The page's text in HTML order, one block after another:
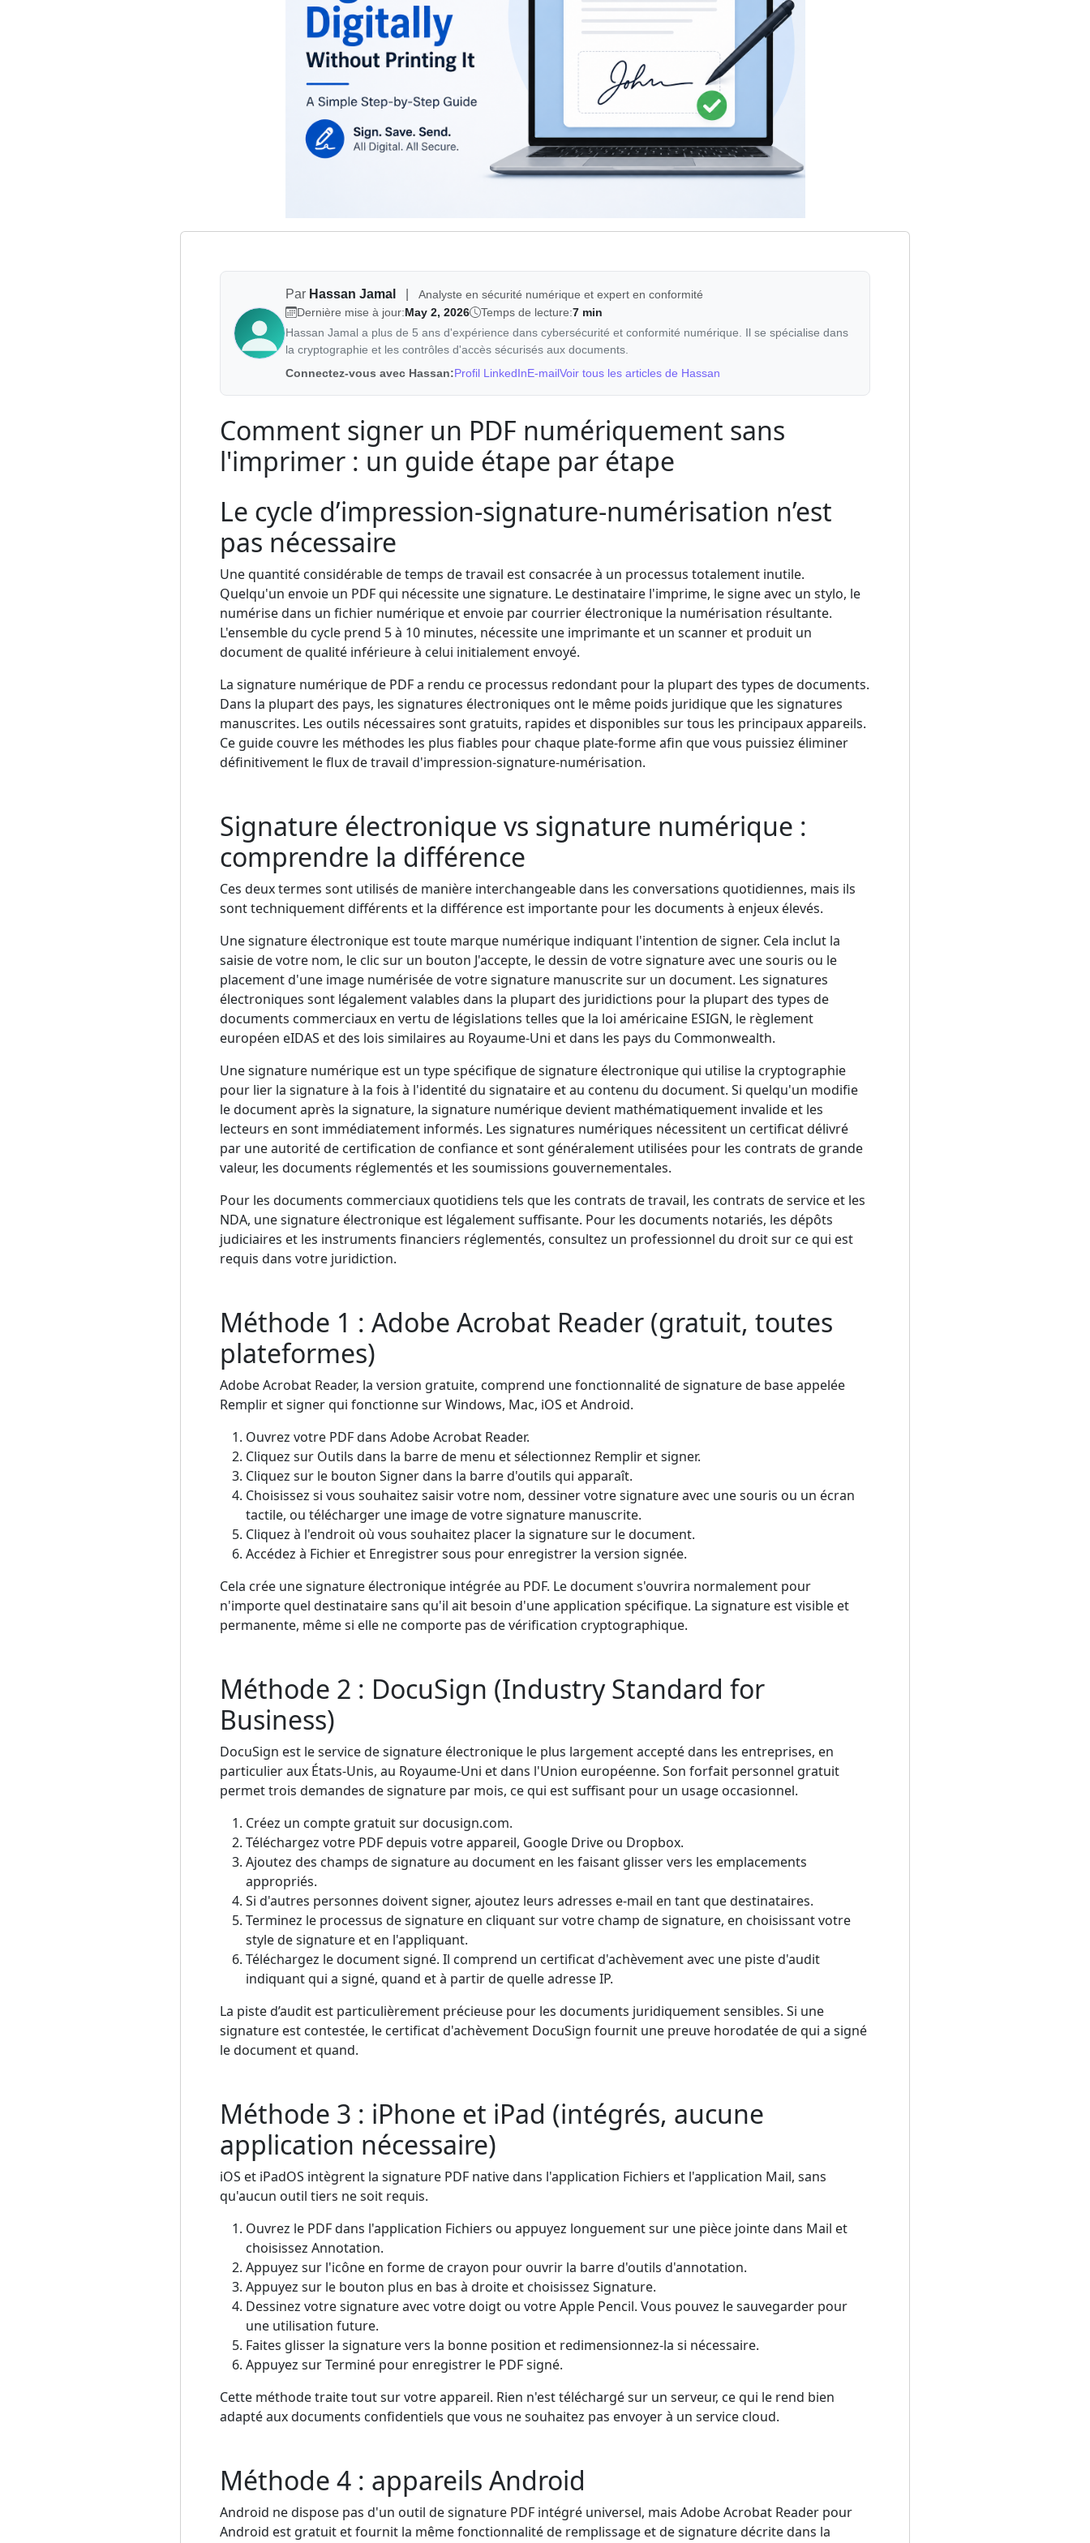
Par Hassan Jamal
Analyste en sécurité numérique et expert en conformité
Dernière mise à jour:May 2, 2026 Temps de lecture:7 min
Hassan Jamal a plus de 5 ans d'expérience dans cybersécurité et conformité numérique. Il se spécialise dans
la cryptographie et les contrôles d'accès sécurisés aux documents.
Connectez-vous avec Hassan:Profil LinkedInE-mailVoir tous les articles de Hassan
Comment signer un PDF numériquement sans
l'imprimer : un guide étape par étape
Le cycle d’impression-signature-numérisation n’est
pas nécessaire
Une quantité considérable de temps de travail est consacrée à un processus totalement inutile.
Quelqu'un envoie un PDF qui nécessite une signature. Le destinataire l'imprime, le signe avec un stylo, le
numérise dans un fichier numérique et envoie par courrier électronique la numérisation résultante.
L'ensemble du cycle prend 5 à 10 minutes, nécessite une imprimante et un scanner et produit un
document de qualité inférieure à celui initialement envoyé.
La signature numérique de PDF a rendu ce processus redondant pour la plupart des types de documents.
Dans la plupart des pays, les signatures électroniques ont le même poids juridique que les signatures
manuscrites. Les outils nécessaires sont gratuits, rapides et disponibles sur tous les principaux appareils.
Ce guide couvre les méthodes les plus fiables pour chaque plate-forme afin que vous puissiez éliminer
définitivement le flux de travail d'impression-signature-numérisation.
Signature électronique vs signature numérique :
comprendre la différence
Ces deux termes sont utilisés de manière interchangeable dans les conversations quotidiennes, mais ils
sont techniquement différents et la différence est importante pour les documents à enjeux élevés.
Une signature électronique est toute marque numérique indiquant l'intention de signer. Cela inclut la
saisie de votre nom, le clic sur un bouton J'accepte, le dessin de votre signature avec une souris ou le
placement d'une image numérisée de votre signature manuscrite sur un document. Les signatures
électroniques sont légalement valables dans la plupart des juridictions pour la plupart des types de
documents commerciaux en vertu de législations telles que la loi américaine ESIGN, le règlement
européen eIDAS et des lois similaires au Royaume-Uni et dans les pays du Commonwealth.
Une signature numérique est un type spécifique de signature électronique qui utilise la cryptographie
pour lier la signature à la fois à l'identité du signataire et au contenu du document. Si quelqu'un modifie
le document après la signature, la signature numérique devient mathématiquement invalide et les
lecteurs en sont immédiatement informés. Les signatures numériques nécessitent un certificat délivré
par une autorité de certification de confiance et sont généralement utilisées pour les contrats de grande
valeur, les documents réglementés et les soumissions gouvernementales.
Pour les documents commerciaux quotidiens tels que les contrats de travail, les contrats de service et les
NDA, une signature électronique est légalement suffisante. Pour les documents notariés, les dépôts
judiciaires et les instruments financiers réglementés, consultez un professionnel du droit sur ce qui est
requis dans votre juridiction.
Méthode 1 : Adobe Acrobat Reader (gratuit, toutes
plateformes)
Adobe Acrobat Reader, la version gratuite, comprend une fonctionnalité de signature de base appelée
Remplir et signer qui fonctionne sur Windows, Mac, iOS et Android.
Ouvrez votre PDF dans Adobe Acrobat Reader.
Cliquez sur Outils dans la barre de menu et sélectionnez Remplir et signer.
Cliquez sur le bouton Signer dans la barre d'outils qui apparaît.
Choisissez si vous souhaitez saisir votre nom, dessiner votre signature avec une souris ou un écran
tactile, ou télécharger une image de votre signature manuscrite.
Cliquez à l'endroit où vous souhaitez placer la signature sur le document.
Accédez à Fichier et Enregistrer sous pour enregistrer la version signée.
Cela crée une signature électronique intégrée au PDF. Le document s'ouvrira normalement pour
n'importe quel destinataire sans qu'il ait besoin d'une application spécifique. La signature est visible et
permanente, même si elle ne comporte pas de vérification cryptographique.
Méthode 2 : DocuSign (Industry Standard for
Business)
DocuSign est le service de signature électronique le plus largement accepté dans les entreprises, en
particulier aux États-Unis, au Royaume-Uni et dans l'Union européenne. Son forfait personnel gratuit
permet trois demandes de signature par mois, ce qui est suffisant pour un usage occasionnel.
Créez un compte gratuit sur docusign.com.
Téléchargez votre PDF depuis votre appareil, Google Drive ou Dropbox.
Ajoutez des champs de signature au document en les faisant glisser vers les emplacements
appropriés.
Si d'autres personnes doivent signer, ajoutez leurs adresses e-mail en tant que destinataires.
Terminez le processus de signature en cliquant sur votre champ de signature, en choisissant votre
style de signature et en l'appliquant.
Téléchargez le document signé. Il comprend un certificat d'achèvement avec une piste d'audit
indiquant qui a signé, quand et à partir de quelle adresse IP.
La piste d’audit est particulièrement précieuse pour les documents juridiquement sensibles. Si une
signature est contestée, le certificat d'achèvement DocuSign fournit une preuve horodatée de qui a signé
le document et quand.
Méthode 3 : iPhone et iPad (intégrés, aucune
application nécessaire)
iOS et iPadOS intègrent la signature PDF native dans l'application Fichiers et l'application Mail, sans
qu'aucun outil tiers ne soit requis.
Ouvrez le PDF dans l'application Fichiers ou appuyez longuement sur une pièce jointe dans Mail et
choisissez Annotation.
Appuyez sur l'icône en forme de crayon pour ouvrir la barre d'outils d'annotation.
Appuyez sur le bouton plus en bas à droite et choisissez Signature.
Dessinez votre signature avec votre doigt ou votre Apple Pencil. Vous pouvez le sauvegarder pour
une utilisation future.
Faites glisser la signature vers la bonne position et redimensionnez-la si nécessaire.
Appuyez sur Terminé pour enregistrer le PDF signé.
Cette méthode traite tout sur votre appareil. Rien n'est téléchargé sur un serveur, ce qui le rend bien
adapté aux documents confidentiels que vous ne souhaitez pas envoyer à un service cloud.
Méthode 4 : appareils Android
Android ne dispose pas d'un outil de signature PDF intégré universel, mais Adobe Acrobat Reader pour
Android est gratuit et fournit la même fonctionnalité de remplissage et de signature décrite dans la